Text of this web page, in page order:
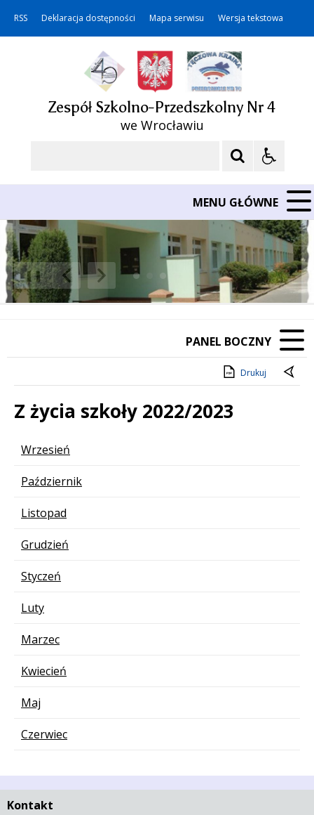
RSS Deklaracja dostępności Mapa serwisu Wersja tekstowa
Zespół Szkolno-Przedszkolny Nr 4
we Wrocławiu
MENU GŁÓWNE
Poprzedni Element
Następny Element
❚❚
PANEL BOCZNY
Drukuj
Z życia szkoły 2022/2023
Lista stron
Wrzesień
Październik
Listopad
Grudzień
Styczeń
Luty
Marzec
Kwiecień
Maj
Czerwiec
Kontakt